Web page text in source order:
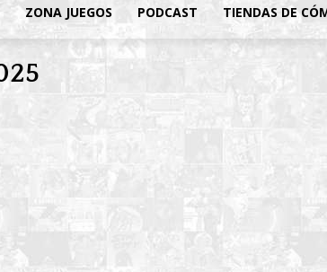
ZONA JUEGOS PODCAST TIENDAS DE